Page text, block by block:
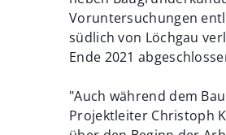
Voruntersuchungen
südlich von Löchgau
Ende 2021
"Auch während dem
Projektleiter Christoph